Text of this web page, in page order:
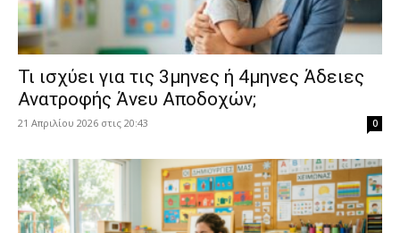
​Τι ισχύει για τις 3μηνες ή 4μηνες Άδειες
Ανατροφής Άνευ Αποδοχών;
21 Απριλίου 2026 στις 20:43 0